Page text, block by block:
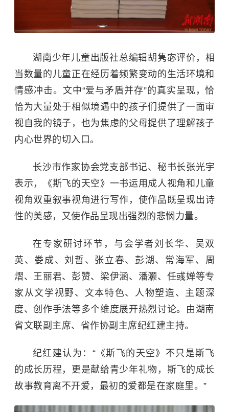
湖南少年儿童出版社总编辑胡隽宓评价，相
当数量的儿童正在经历着频繁变动的生活环境和
情感冲击。文中“爱与矛盾并存”的真实呈现，恰
恰为大量处于相似境遇中的孩子们提供了一面审
视自我的镜子，也为焦虑的父母提供了理解孩子
内心世界的切入口。
长沙市作家协会党支部书记、秘书长张光宇
表示，《斯飞的天空》一书运用成人视角和儿童
视角双重叙事视角进行写作 ，使作品既呈现出诗
性的美感，又使作品呈现出强烈的悲悯力量。
在专家研讨环节，与会学者刘长华、吴双
英、娄成、刘哲、张立春、彭湖、常海军、周
熠、王丽君、彭赞、梁伊涵、潘灏、任彧婵等专
家从文学视野、文本特色、人物塑造、主题深
度、创作手法等多个维度展开热烈讨论。由湖南
省文联副主席、省作协副主席纪红建主持。
纪红建认为：“《斯飞的天空》不只是斯飞
的成长历程，更是献给青少年礼物，斯飞的成长
故事教育离不开爱，最初的爱都是在家庭里。”